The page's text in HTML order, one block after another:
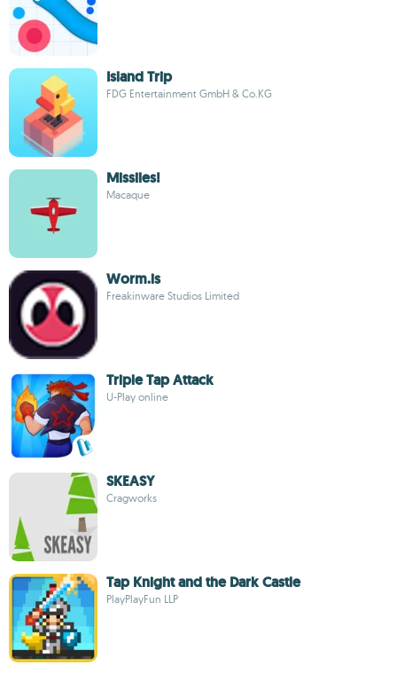
Island Trip
FDG Entertainment GmbH & Co.KG
Missiles!
Macaque
Worm.is
Freakinware Studios Limited
Triple Tap Attack
U-Play online
SKEASY
Cragworks
Tap Knight and the Dark Castle
PlayPlayFun LLP